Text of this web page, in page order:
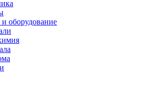
оборудование